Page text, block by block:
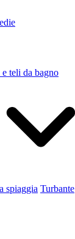
teli da bagno
spiaggia Turbante